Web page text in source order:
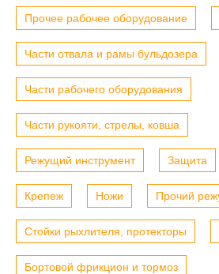
Прочее рабочее оборудование
Части отвала и рамы бульдозера
Части рабочего оборудования
Части рукояти, стрелы, ковша
Режущий инструмент Защита
Крепеж Ножи Прочий
Стойки рыхлителя, протекторы
Бортовой фрикцион и тормоз